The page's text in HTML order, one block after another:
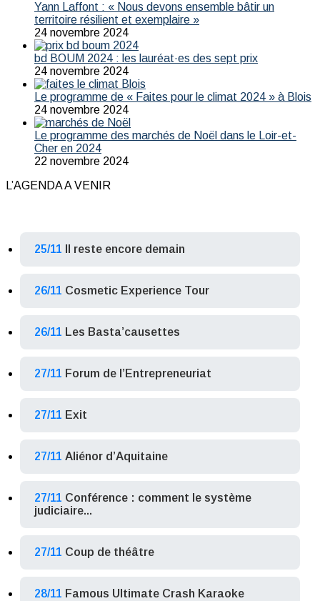
Yann Laffont : « Nous devons ensemble bâtir un
territoire résilient et exemplaire »
24 novembre 2024
bd BOUM 2024 : les lauréat·es des sept prix
24 novembre 2024
Le programme de « Faites pour le climat 2024 » à Blois
24 novembre 2024
Le programme des marchés de Noël dans le Loir-et-
Cher en 2024
22 novembre 2024
L’AGENDA A VENIR
25/11 Il reste encore demain
26/11 Cosmetic Experience Tour
26/11 Les Basta’causettes
27/11 Forum de l’Entrepreneuriat
27/11 Exit
27/11 Aliénor d’Aquitaine
27/11 Conférence : comment le système
judiciaire...
27/11 Coup de théâtre
28/11 Famous Ultimate Crash Karaoke